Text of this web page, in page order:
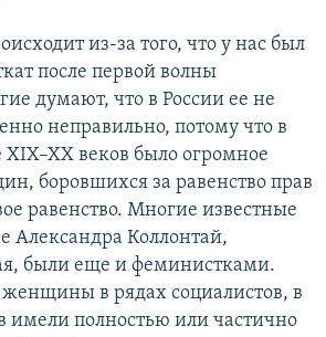
из-за того, что у нас был
после первой волны
думают, что в России ее не
неправильно, потому что в
веков было огромное
боровшихся за равенство прав
равенство. Многие известные
Александра Коллонтай,
были еще и феминистками.
в рядах социалистов, в
имели полностью или частично